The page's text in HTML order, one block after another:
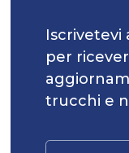
Iscrivetevi
per
trucchi e